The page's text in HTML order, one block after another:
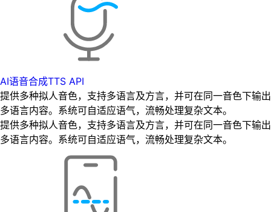
AI语音合成TTS API
提供多种拟人音色，支持多语言及方言，并可在同一音色下输出
多语言内容。系统可自适应语气，流畅处理复杂文本。
提供多种拟人音色，支持多语言及方言，并可在同一音色下输出
多语言内容。系统可自适应语气，流畅处理复杂文本。